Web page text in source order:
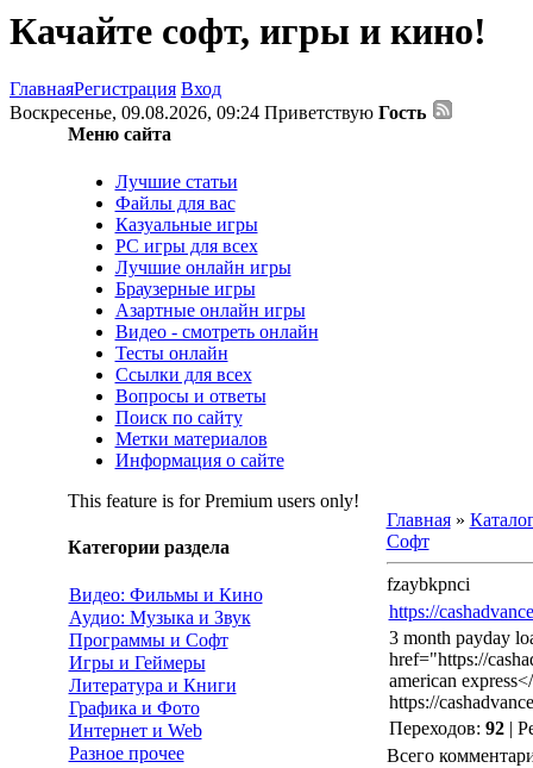
Качайте софт, игры и кино!
ГлавнаяРегистрация Вход
Воскресенье, 09.08.2026, 09:24 Приветствую Гость
Меню сайта
Лучшие статьи
Файлы для вас
Казуальные игры
PC игры для всех
Лучшие онлайн игры
Браузерные игры
Азартные онлайн игры
Видео - смотреть онлайн
Тесты онлайн
Ссылки для всех
Вопросы и ответы
Поиск по сайту
Метки материалов
Информация о сайте
This feature is for Premium users only!
Категории раздела
Видео: Фильмы и Кино
Аудио: Музыка и Звук
Программы и Софт
Игры и Геймеры
Литература и Книги
Графика и Фото
Интернет и Web
Разное прочее
Главная»
Софт
fzaybkpnci
https://
3 month payday
href="https://
american
https://
Переходов: 92|
Всего